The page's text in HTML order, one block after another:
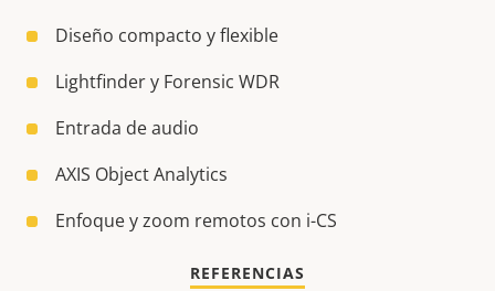
Diseño compacto y flexible
Lightfinder y Forensic WDR
Entrada de audio
AXIS Object Analytics
Enfoque y zoom remotos con i-CS
REFERENCIAS